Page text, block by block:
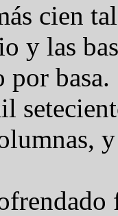
cien
y las
por basa.